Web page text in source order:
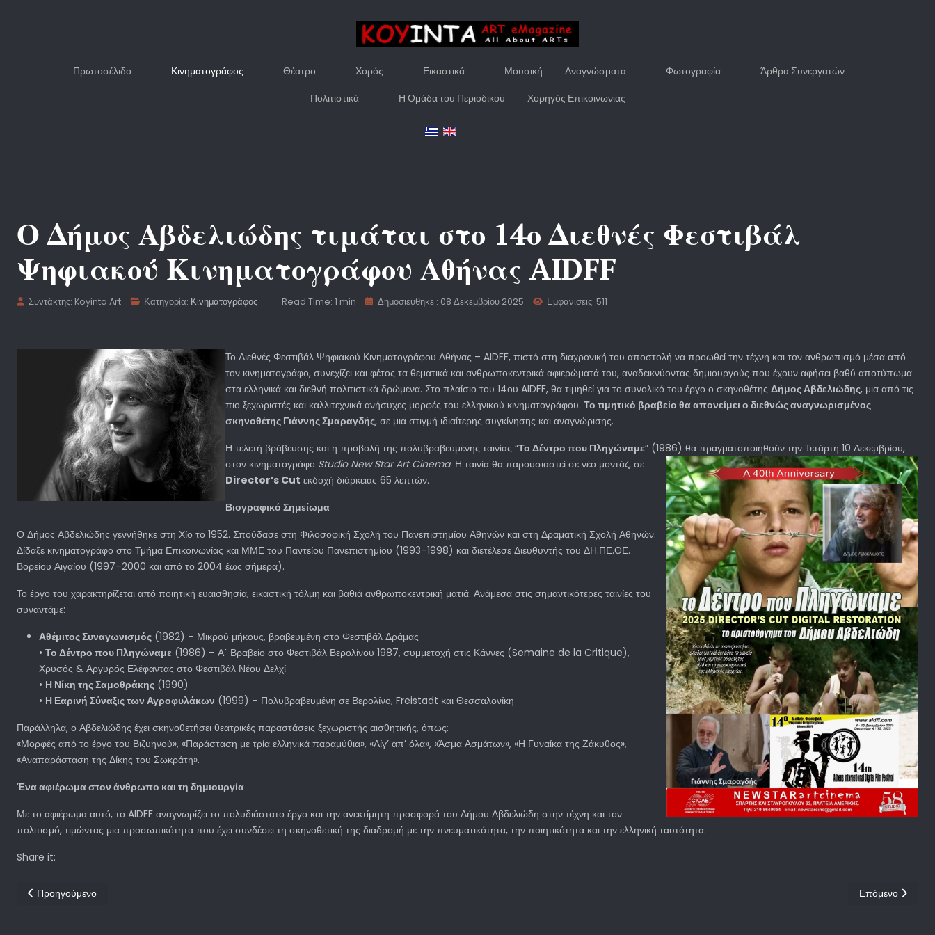
Πρωτοσέλιδο Κινηματογράφος Θέατρο Χορός Εικαστικά Μουσική Αναγνώσματα Φωτογραφία Άρθρα Συνεργατών
Πολιτιστικά Η Ομάδα του Περιοδικού Χορηγός Επικοινωνίας
Ο Δήμος Αβδελιώδης τιμάται στο 14ο Διεθνές Φεστιβάλ
Ψηφιακού Κινηματογράφου Αθήνας AIDFF
Συντάκτης: Koyinta Art Κατηγορία: Κινηματογράφος Read Time: 1 min Δημοσιεύθηκε : 08 Δεκεμβρίου 2025 Εμφανίσεις: 511
Το Διεθνές Φεστιβάλ Ψηφιακού Κινηματογράφου Αθήνας – AIDFF, πιστό στη διαχρονική του αποστολή να προωθεί την τέχνη και τον ανθρωπισμό μέσα από
τον κινηματογράφο, συνεχίζει και φέτος τα θεματικά και ανθρωποκεντρικά αφιερώματά του, αναδεικνύοντας δημιουργούς που έχουν αφήσει βαθύ αποτύπωμα
στα ελληνικά και διεθνή πολιτιστικά δρώμενα. Στο πλαίσιο του 14ου AIDFF, θα τιμηθεί για το συνολικό του έργο ο σκηνοθέτης Δήμος Αβδελιώδης, μια από τις
πιο ξεχωριστές και καλλιτεχνικά ανήσυχες μορφές του ελληνικού κινηματογράφου. Το τιμητικό βραβείο θα απονείμει ο διεθνώς αναγνωρισμένος
σκηνοθέτης Γιάννης Σμαραγδής, σε μια στιγμή ιδιαίτερης συγκίνησης και αναγνώρισης.
Η τελετή βράβευσης και η προβολή της πολυβραβευμένης ταινίας “Το Δέντρο που Πληγώναμε” (1986) θα πραγματοποιηθούν την Τετάρτη 10 Δεκεμβρίου,
στον κινηματογράφο Studio New Star Art Cinema. Η ταινία θα παρουσιαστεί σε νέο μοντάζ, σε
Director’s Cut εκδοχή διάρκειας 65 λεπτών.
Βιογραφικό Σημείωμα
Ο Δήμος Αβδελιώδης γεννήθηκε στη Χίο το 1952. Σπούδασε στη Φιλοσοφική Σχολή του Πανεπιστημίου Αθηνών και στη Δραματική Σχολή Αθηνών.
Δίδαξε κινηματογράφο στο Τμήμα Επικοινωνίας και ΜΜΕ του Παντείου Πανεπιστημίου (1993–1998) και διετέλεσε Διευθυντής του ΔΗ.ΠΕ.ΘΕ.
Βορείου Αιγαίου (1997–2000 και από το 2004 έως σήμερα).
Το έργο του χαρακτηρίζεται από ποιητική ευαισθησία, εικαστική τόλμη και βαθιά ανθρωποκεντρική ματιά. Ανάμεσα στις σημαντικότερες ταινίες του
συναντάμε:
Αθέμιτος Συναγωνισμός (1982) – Μικρού μήκους, βραβευμένη στο Φεστιβάλ Δράμας
• Το Δέντρο που Πληγώναμε (1986) – Α΄ Βραβείο στο Φεστιβάλ Βερολίνου 1987, συμμετοχή στις Κάννες (Semaine de la Critique),
Χρυσός & Αργυρός Ελέφαντας στο Φεστιβάλ Νέου Δελχί
• Η Νίκη της Σαμοθράκης (1990)
• Η Εαρινή Σύναξις των Αγροφυλάκων (1999) – Πολυβραβευμένη σε Βερολίνο, Freistadt και Θεσσαλονίκη
Παράλληλα, ο Αβδελιώδης έχει σκηνοθετήσει θεατρικές παραστάσεις ξεχωριστής αισθητικής, όπως:
«Μορφές από το έργο του Βιζυηνού», «Παράσταση με τρία ελληνικά παραμύθια», «Λίγ’ απ’ όλα», «Άσμα Ασμάτων», «Η Γυναίκα της Ζάκυθος»,
«Αναπαράσταση της Δίκης του Σωκράτη».
Ένα αφιέρωμα στον άνθρωπο και τη δημιουργία
Με το αφιέρωμα αυτό, το AIDFF αναγνωρίζει το πολυδιάστατο έργο και την ανεκτίμητη προσφορά του Δήμου Αβδελιώδη στην τέχνη και τον
πολιτισμό, τιμώντας μια προσωπικότητα που έχει συνδέσει τη σκηνοθετική της διαδρομή με την πνευματικότητα, την ποιητικότητα και την ελληνική ταυτότητα.
Share it:
Προηγούμενο άρθρο: Λάμψη, συγκίνηση και δημιουργία στο φινάλε του 14ου Διεθνούς Φεστιβάλ Ψηφιακού Κινηματογράφου Αθήνας
Προηγούμενο Επόμενο άρθρο:
Επόμενο